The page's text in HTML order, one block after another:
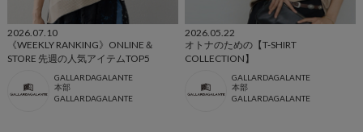
2026.07.10
《WEEKLY RANKING》ONLINE＆
STORE 先週の人気アイテムTOP5
GALLARDAGALANTE
本部
GALLARDAGALANTE
2026.05.22
オトナのための【T-SHIRT
COLLECTION】
GALLARDAGALANTE
本部
GALLARDAGALANTE